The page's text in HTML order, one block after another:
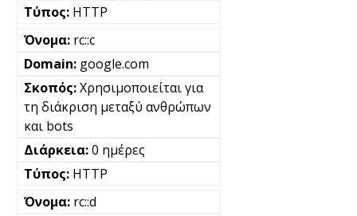
HTTP
rc::c
google.com
Χρησιμοποιείται για
τη διάκριση μεταξύ ανθρώπων
και bots
0 ημέρες
HTTP
rc::d